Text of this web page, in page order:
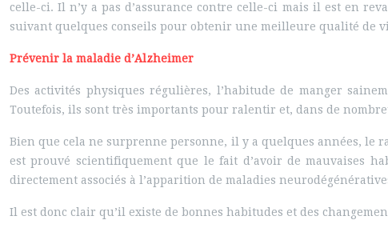
celle-ci. Il n’y a pas d’assurance contre celle-ci mais il est en
suivant quelques conseils pour obtenir une meilleure
Prévenir la maladie d’Alzheimer
Des activités physiques régulières, l’habitude de manger
Toutefois, ils sont très importants pour ralentir et, dans de
Bien que cela ne surprenne personne, il y a quelques années, le
est prouvé scientifiquement que le fait d’avoir de mauvaises
directement associés à l’apparition de maladies
Il est donc clair qu’il existe de bonnes habitudes et des